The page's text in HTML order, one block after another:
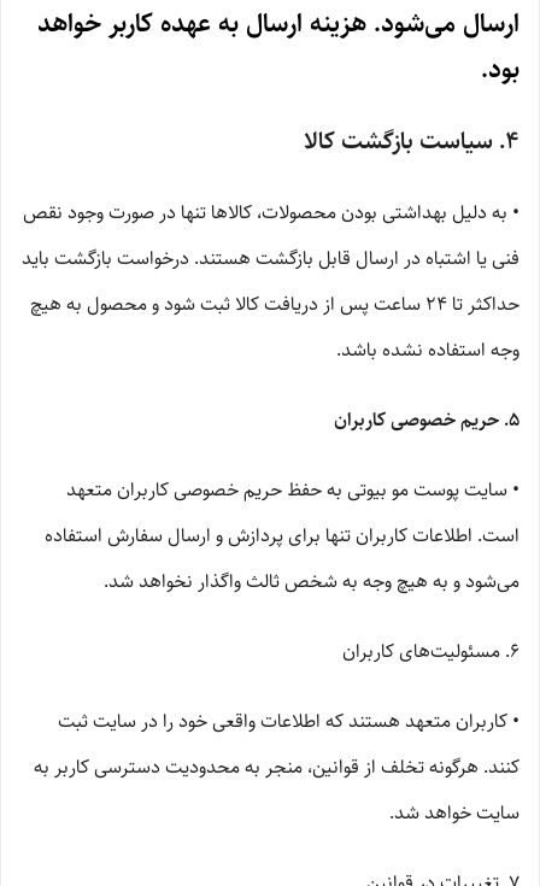
ارسال می‌شود. هزینه ارسال به عهده کاربر خواهد
بود.
4. سیاست بازگشت کالا
• به دلیل بهداشتی بودن محصولات، کالاها تنها در صورت وجود نقص
فنی یا اشتباه در ارسال قابل بازگشت هستند. درخواست بازگشت باید
حداکثر تا ۲۴ ساعت پس از دریافت کالا ثبت شود و محصول به هیچ
وجه استفاده نشده باشد.
5. حریم خصوصی کاربران
• سایت پوست مو بیوتی به حفظ حریم خصوصی کاربران متعهد
است. اطلاعات کاربران تنها برای پردازش و ارسال سفارش استفاده
می‌شود و به هیچ وجه به شخص ثالث واگذار نخواهد شد.
6. مسئولیت‌های کاربران
• کاربران متعهد هستند که اطلاعات واقعی خود را در سایت ثبت
کنند. هرگونه تخلف از قوانین، منجر به محدودیت دسترسی کاربر به
سایت خواهد شد.